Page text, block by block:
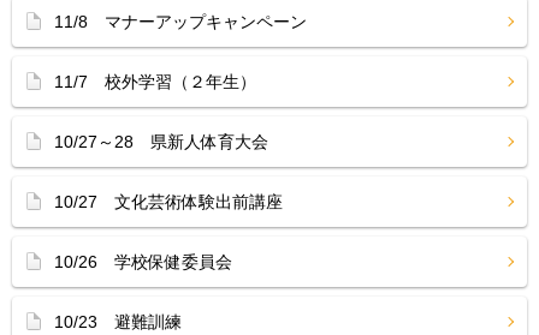
11/8 マナーアップキャンペーン
11/7 校外学習（２年生）
10/27～28 県新人体育大会
10/27 文化芸術体験出前講座
10/26 学校保健委員会
10/23 避難訓練